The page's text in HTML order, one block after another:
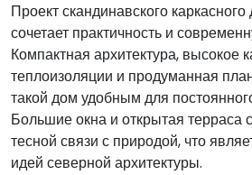
Проект скандинавского
сочетает практичность и
Компактная архитектура, высокое
теплоизоляции и продуманная
такой дом удобным для
Большие окна и открытая
тесной связи с природой, что
идей северной архитектуры.